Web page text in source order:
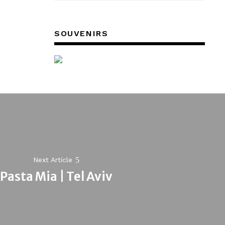
SOUVENIRS
Next Article
Next
Pasta Mia | Tel Aviv